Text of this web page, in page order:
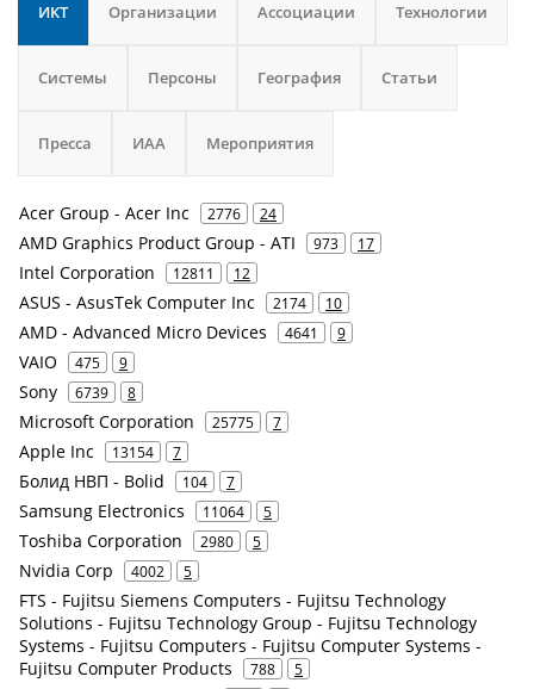
ИКТ Организации Ассоциации Технологии
Системы Персоны География Статьи
Пресса ИАА Мероприятия
Acer Group - Acer Inc 2776 24
AMD Graphics Product Group - ATI 973 17
Intel Corporation 12811 12
ASUS - AsusTek Computer Inc 2174 10
AMD - Advanced Micro Devices 4641 9
VAIO 475 9
Sony 6739 8
Microsoft Corporation 25775 7
Apple Inc 13154 7
Болид НВП - Bolid 104 7
Samsung Electronics 11064 5
Toshiba Corporation 2980 5
Nvidia Corp 4002 5
FTS - Fujitsu Siemens Computers - Fujitsu Technology
Solutions - Fujitsu Technology Group - Fujitsu Technology
Systems - Fujitsu Computers - Fujitsu Computer Systems -
Fujitsu Computer Products
788 5